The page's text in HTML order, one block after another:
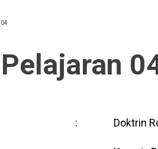
04
: Doktrin